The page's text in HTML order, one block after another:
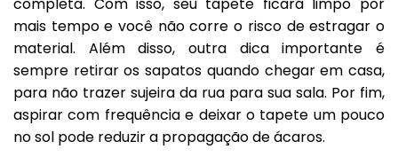
mais tempo e você não corre o risco de estragar o
material. Além disso, outra dica importante é
sempre retirar os sapatos quando chegar em casa,
para não trazer sujeira da rua para sua sala. Por fim,
aspirar com frequência e deixar o tapete um pouco
no sol pode reduzir a propagação de ácaros.